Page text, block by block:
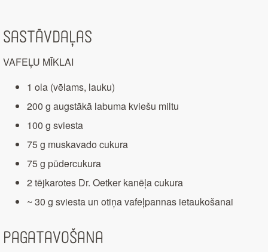
Sastāvdaļas
VAFEĻU MĪKLAI
1 ola (vēlams, lauku)
200 g augstākā labuma kviešu miltu
100 g sviesta
75 g muskavado cukura
75 g pūdercukura
2 tējkarotes Dr. Oetker kanēļa cukura
~ 30 g sviesta un otiņa vafeļpannas ietaukošanai
Pagatavošana